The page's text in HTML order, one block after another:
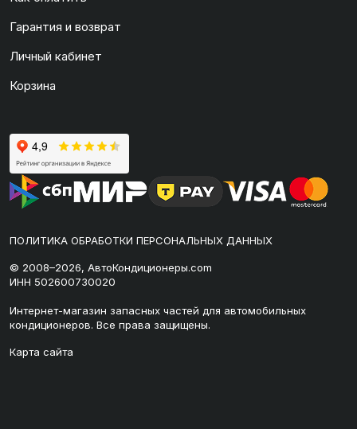
Гарантия и возврат
Личный кабинет
Корзина
ПОЛИТИКА ОБРАБОТКИ ПЕРСОНАЛЬНЫХ ДАННЫХ
© 2008–2026, АвтоКондиционеры.com
ИНН 502600730020
Интернет-магазин запасных частей для автомобильных
кондиционеров. Все права защищены.
Карта сайта